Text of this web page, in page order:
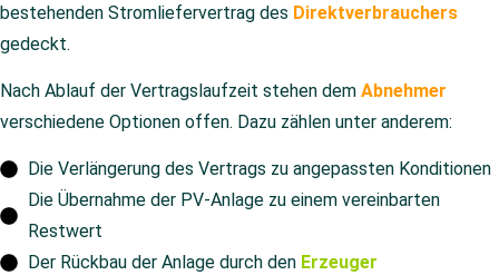
bestehenden Stromliefervertrag des Direktverbrauchers
gedeckt.
Nach Ablauf der Vertragslaufzeit stehen dem Abnehmer
verschiedene Optionen offen. Dazu zählen unter anderem:
Die Verlängerung des Vertrags zu angepassten Konditionen
Die Übernahme der PV-Anlage zu einem vereinbarten
Restwert
Der Rückbau der Anlage durch den Erzeuger